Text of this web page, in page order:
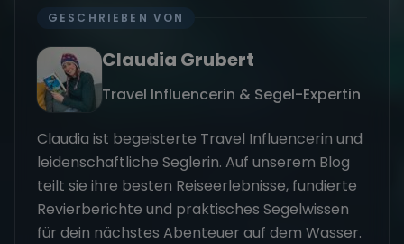
GESCHRIEBEN VON
Claudia Grubert
Travel Influencerin & Segel-Expertin
Claudia ist begeisterte Travel Influencerin und
leidenschaftliche Seglerin. Auf unserem Blog
teilt sie ihre besten Reiseerlebnisse, fundierte
Revierberichte und praktisches Segelwissen
für dein nächstes Abenteuer auf dem Wasser.